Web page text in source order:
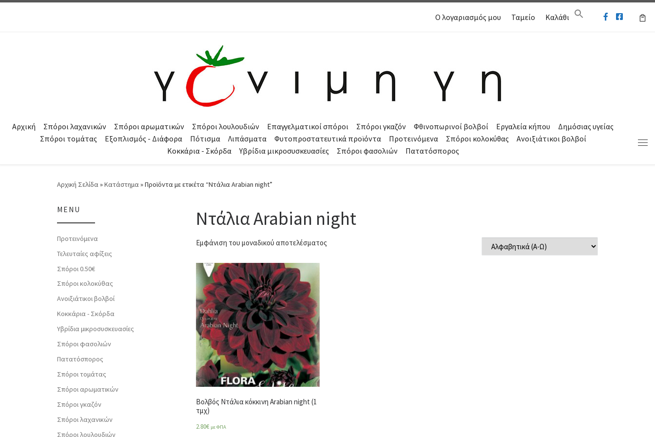
Ο λογαριασμός μου Ταμείο Καλάθι
Αρχική Σπόροι λαχανικών Σπόροι αρωματικών Σπόροι λουλουδιών Επαγγελματικοί σπόροι Σπόροι γκαζόν Φθινοπωρινοί βολβοί Εργαλεία κήπου
Δημόσιας υγείας
Σπόροι τομάτας
Εξοπλισμός - Διάφορα Πότισμα Λιπάσματα Φυτοπροστατευτικά προϊόντα Προτεινόμενα Σπόροι κολοκύθας
Ανοιξιάτικοι βολβοί
Κοκκάρια - Σκόρδα
Υβρίδια μικροσυσκευασίες Σπόροι φασολιών Πατατόσπορος
Αρχική Σελίδα »Κατάστημα »Προϊόντα με ετικέτα “Ντάλια Arabian night”
Ντάλια Arabian night
Εμφάνιση του μοναδικού αποτελέσματος
Βολβός Ντάλια κόκκινη Arabian night (1
τμχ)
2.80€ με ΦΠΑ
MENU
Προτεινόμενα
Τελευταίες αφίξεις
Σπόροι 0.50€
Σπόροι κολοκύθας
Ανοιξιάτικοι βολβοί
Κοκκάρια - Σκόρδα
Υβρίδια μικροσυσκευασίες
Σπόροι φασολιών
Πατατόσπορος
Σπόροι τομάτας
Σπόροι αρωματικών
Σπόροι γκαζόν
Σπόροι λαχανικών
Σπόροι λουλουδιών